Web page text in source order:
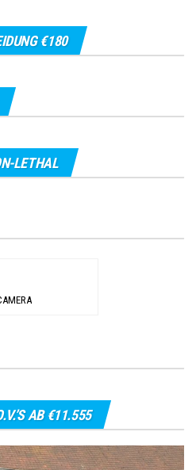
€180
LETHAL
AB €11.555